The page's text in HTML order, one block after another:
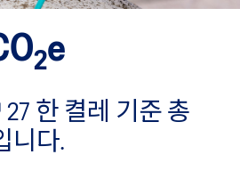
2e
27 한 켤레 기준 총
니다.